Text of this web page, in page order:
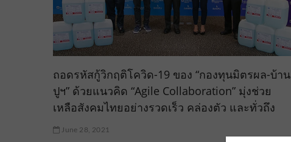
ถอดรหัสกู้วิกฤติโควิด-19 ของ “กองทุนมิตรผล-บ้าน
ปูฯ” ด้วยแนวคิด “Agile Collaboration” มุ่งช่วย
เหลือสังคมไทยอย่างรวดเร็ว คล่องตัว และทั่วถึง
June 28, 2021